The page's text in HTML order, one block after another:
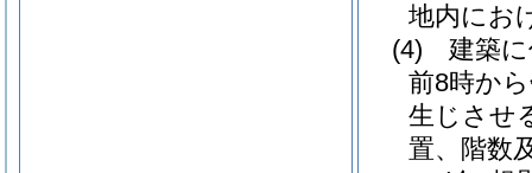
地内にお
(4)
建築
前8時か
生じさせ
置、階数